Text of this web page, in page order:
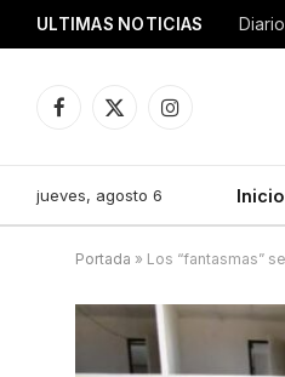
ULTIMAS NOTICIAS
Facebook
X
Instagram
jueves, agosto 6 Inicio
Portada » Los “fantasmas”